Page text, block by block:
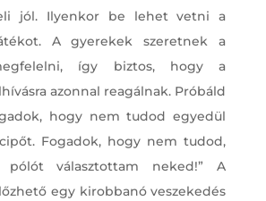
jól. Ilyenkor be lehet vetni a
A gyerekek szeretnek a
így biztos, hogy a
azonnal reagálnak. Próbáld
hogy nem tudod egyedül
Fogadok, hogy nem tudod,
pólót választottam neked!” A
egy kirobbanó veszekedés